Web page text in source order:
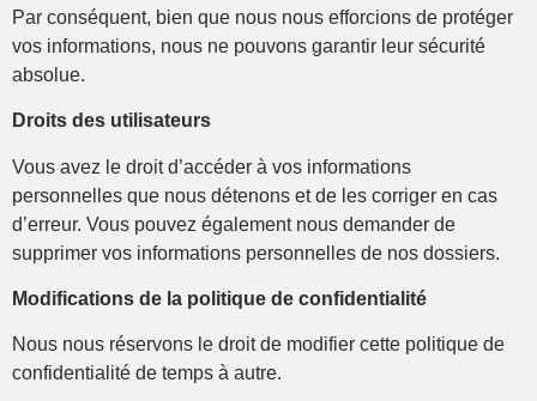
Par conséquent, bien que nous nous efforcions de protéger
vos informations, nous ne pouvons garantir leur sécurité
absolue.
Droits des utilisateurs
Vous avez le droit d’accéder à vos informations
personnelles que nous détenons et de les corriger en cas
d’erreur. Vous pouvez également nous demander de
supprimer vos informations personnelles de nos dossiers.
Modifications de la politique de confidentialité
Nous nous réservons le droit de modifier cette politique de
confidentialité de temps à autre.